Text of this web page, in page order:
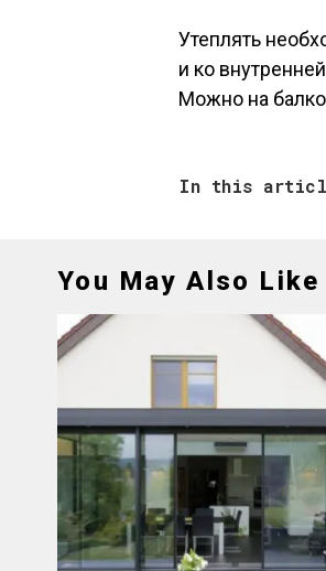
Утеплять
и ко
Можно на
In this
You May Also Like